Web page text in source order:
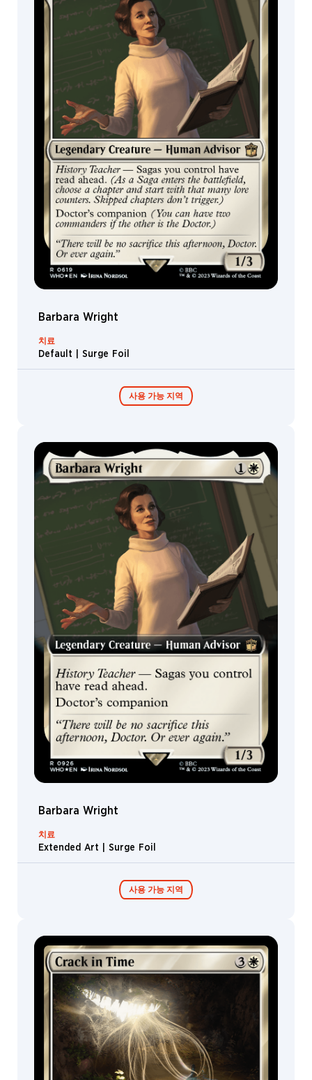
Barbara Wright
치료
Default | Surge Foil
사용 가능 지역
콜렉터 부스터 /
디스플레이
Barbara Wright
치료
Extended Art | Surge Foil
사용 가능 지역
콜렉터 부스터 /
디스플레이